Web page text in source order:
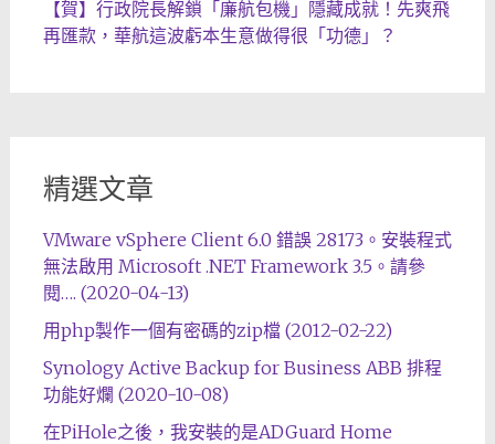
【賀】行政院長解鎖「廉航包機」隱藏成就！先爽飛
再匯款，華航這波虧本生意做得很「功德」？
精選文章
VMware vSphere Client 6.0 錯誤 28173。安裝程式
無法啟用 Microsoft .NET Framework 3.5。請參
閱…. (2020-04-13)
用php製作一個有密碼的zip檔 (2012-02-22)
Synology Active Backup for Business ABB 排程
功能好爛 (2020-10-08)
在PiHole之後，我安裝的是ADGuard Home